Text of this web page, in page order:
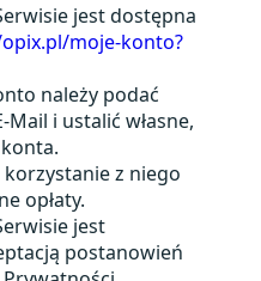
jest dostępna
moje-konto?
należy podać
i ustalić własne,
z niego
opłaty.
jest
postanowień